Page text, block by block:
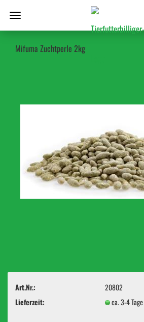
Mifuma Zuchtperle 2kg
Art.Nr.:
20802
Lieferzeit:
ca. 3-4 Tage